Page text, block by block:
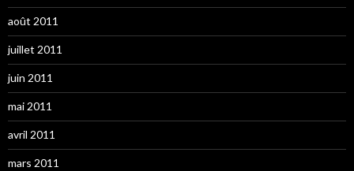
août 2011
juillet 2011
juin 2011
mai 2011
avril 2011
mars 2011